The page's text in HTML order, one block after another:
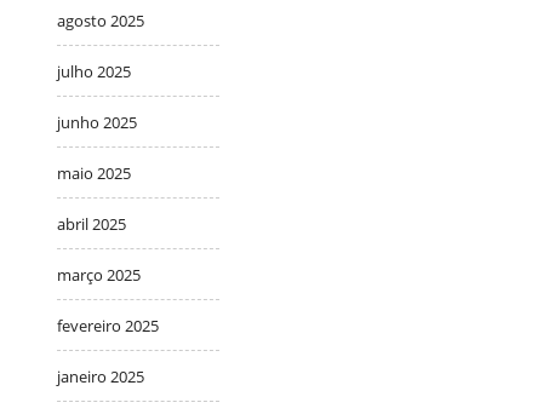
agosto 2025
julho 2025
junho 2025
maio 2025
abril 2025
março 2025
fevereiro 2025
janeiro 2025